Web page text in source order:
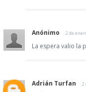
Anónimo 2 de
La espera valio la
Adrián Turfan 2